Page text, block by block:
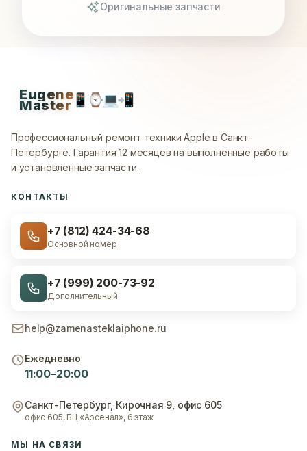
Оригинальные запчасти
Eugene
Master📱 ⌚💻📲
Профессиональный ремонт техники Apple в Санкт-
Петербурге. Гарантия 12 месяцев на выполненные работы
и установленные запчасти.
КОНТАКТЫ
+7 (812) 424-34-68
Основной номер
+7 (999) 200-73-92
Дополнительный
help@zamenasteklaiphone.ru
Ежедневно
11:00–20:00
Санкт-Петербург, Кирочная 9, офис 605
офис 605, БЦ «Арсенал», 6 этаж
МЫ НА СВЯЗИ